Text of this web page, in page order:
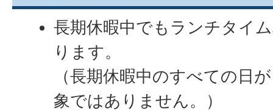
長期休暇中でもランチタイ
ります。
（長期休暇中のすべての日
象ではありません。）